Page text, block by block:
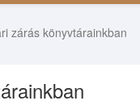
zárás könyvtárainkban